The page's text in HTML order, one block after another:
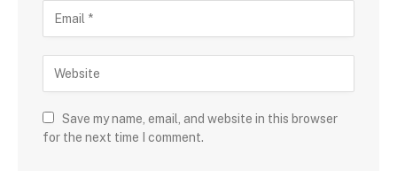
Save my name, email, and website in this browser
for the next time I comment.